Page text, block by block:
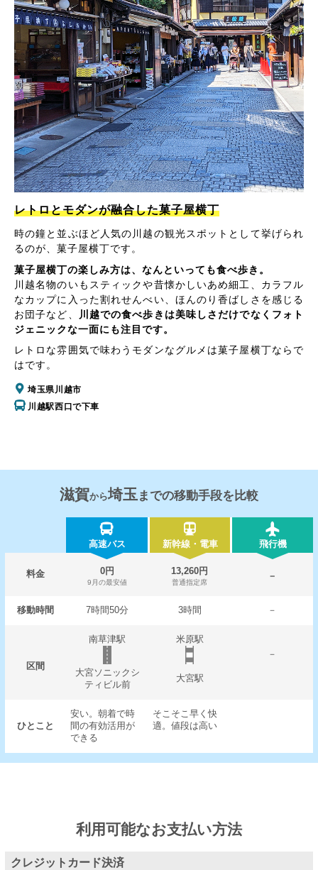
レトロとモダンが融合した菓子屋横丁
時の鐘と並ぶほど人気の川越の観光スポットとして挙げられ
るのが、菓子屋横丁です。
菓子屋横丁の楽しみ方は、なんといっても食べ歩き。
川越名物のいもスティックや昔懐かしいあめ細工、カラフル
なカップに入った割れせんべい、ほんのり香ばしさを感じる
お団子など、
川越での食べ歩きは美味しさだけでなくフォト
ジェニックな一面にも注目です。
レトロな雰囲気で味わうモダンなグルメは菓子屋横丁ならで
はです。
埼玉県川越市
川越駅西口で下車
滋賀から埼玉 までの移動手段を比較
高速バス 新幹線・電車 飛行機
料金 0円
9月の最安値
13,260円
普通指定席
－
移動時間 7時間50分 3時間 －
区間
南草津駅
米原駅
－
大宮ソニックシ
ティビル前
大宮駅
ひとこと
安い。朝着で時
間の有効活用が
できる
そこそこ早く快
適。値段は高い
利用可能なお支払い方法
クレジットカード決済